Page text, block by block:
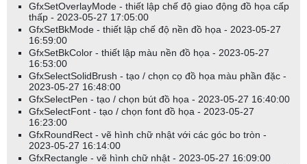
Trong ví dụ trên, hàm TSF được sử dụng để tính toán chỉ báo dự
báo chuỗi thời gian của dữ liệu 'close' trong 5 chu kỳ gần đây. Đồ
thị "Time Series Forecast" được hiển thị bằng màu đỏ.
TSF (Time Series Forecast) chính xác là ước tính của LinearReg
(Hồi quy tuyến tính) cho NGÀY TIẾP THEO.
(Nó được tính bằng cách cộng LinearReg và LinRegSlope * 1 (thời
điểm))
Plot(LinearReg(Close, 10 )+LinRegSlope(Close, 10), "Dự báo
GfxSetOverlayMode - thiết lập chế độ giao động đồ họa cấp
thấp - 2023-05-27 17:05:00
GfxSetBkMode - thiết lập chế độ nền đồ họa - 2023-05-27
16:59:00
GfxSetBkColor - thiết lập màu nền đồ họa - 2023-05-27
16:53:00
GfxSelectSolidBrush - tạo / chọn cọ đồ họa màu phần đặc -
2023-05-27 16:48:00
GfxSelectPen - tạo / chọn bút đồ họa - 2023-05-27 16:40:00
GfxSelectFont - tạo / chọn font đồ họa - 2023-05-27
16:23:00
GfxRoundRect - vẽ hình chữ nhật với các góc bo tròn -
2023-05-27 16:14:00
GfxRectangle - vẽ hình chữ nhật - 2023-05-27 16:09:00